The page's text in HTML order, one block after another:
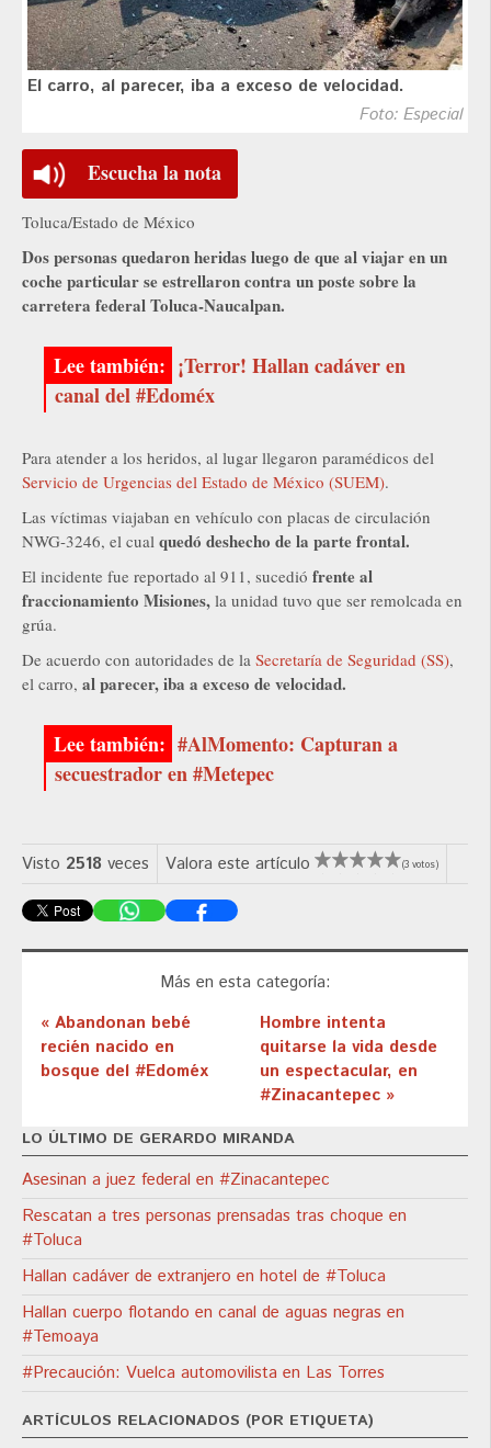
El carro, al parecer, iba a exceso de velocidad.
Foto: Especial
Escucha la nota
Toluca/Estado de México
Dos personas quedaron heridas luego de que al viajar en un
coche particular se estrellaron contra un poste sobre la
carretera federal Toluca-Naucalpan.
¡Terror! Hallan cadáver en
canal del #Edoméx
Para atender a los heridos, al lugar llegaron paramédicos del
Servicio de Urgencias del Estado de México (SUEM).
Las víctimas viajaban en vehículo con placas de circulación
NWG-3246, el cual quedó deshecho de la parte frontal.
El incidente fue reportado al 911, sucedió frente al
fraccionamiento Misiones, la unidad tuvo que ser remolcada en
grúa.
De acuerdo con autoridades de la Secretaría de Seguridad (SS),
el carro, al parecer, iba a exceso de velocidad.
#AlMomento: Capturan a
secuestrador en #Metepec
Visto 2518 veces Valora este artículo (3 votos)
Más en esta categoría:
« Abandonan bebé
recién nacido en
bosque del #Edoméx
Hombre intenta
quitarse la vida desde
un espectacular, en
#Zinacantepec »
LO ÚLTIMO DE GERARDO MIRANDA
Asesinan a juez federal en #Zinacantepec
Rescatan a tres personas prensadas tras choque en
#Toluca
Hallan cadáver de extranjero en hotel de #Toluca
Hallan cuerpo flotando en canal de aguas negras en
#Temoaya
#Precaución: Vuelca automovilista en Las Torres
ARTÍCULOS RELACIONADOS (POR ETIQUETA)